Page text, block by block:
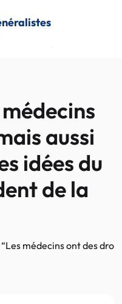
aussi
idées du
de la
“Les médecins ont des